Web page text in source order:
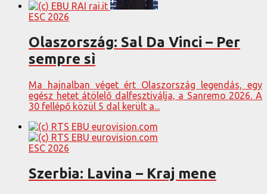
ESC 2026
Olaszország: Sal Da Vinci – Per
sempre sì
Ma hajnalban véget ért Olaszország legendás, egy
egész hetet átölelő dalfesztiválja, a Sanremo 2026. A
30 fellépő közül 5 dal került a...
ESC 2026
Szerbia: Lavina – Kraj mene